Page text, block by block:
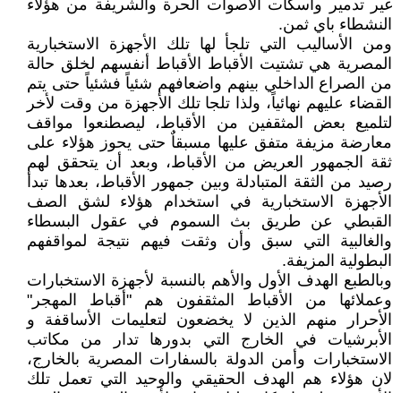
غير تدمير واسكات الاصوات الحرة والشريفة من هؤلاء
النشطاء باي ثمن.
ومن الأساليب التي تلجأ لها تلك الأجهزة الاستخبارية
المصرية هي تشتيت الأقباط الأقباط أنفسهم لخلق حالة
من الصراع الداخلي بينهم واضعافهم شئياً فشئياً حتى يتم
القضاء عليهم نهائياً، ولذا تلجا تلك الأجهزة من وقت لأخر
لتلميع بعض المثقفين من الأقباط، ليصطنعوا مواقف
معارضة مزيفة متفق عليها مسبقاٌ حتى يحوز هؤلاء على
ثقة الجمهور العريض من الأقباط، وبعد أن يتحقق لهم
رصيد من الثقة المتبادلة وبين جمهور الأقباط، بعدها تبدأ
الأجهزة الاستخبارية في استخدام هؤلاء لشق الصف
القبطي عن طريق بث السموم في عقول البسطاء
والغالبية التي سبق وأن وثقت فيهم نتيجة لمواقفهم
البطولية المزيفة.
وبالطبع الهدف الأول والأهم بالنسبة لأجهزة الاستخبارات
وعملائها من الأقباط المثقفون هم "أقباط المهجر"
الأحرار منهم الذين لا يخضعون لتعليمات الأساقفة و
الأبرشيات في الخارج التي بدورها تدار من مكاتب
الاستخبارات وأمن الدولة بالسفارات المصرية بالخارج،
لان هؤلاء هم الهدف الحقيقي والوحيد التي تعمل تلك